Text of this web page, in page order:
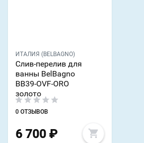
ИТАЛИЯ (BELBAGNO)
Слив-перелив для
ванны BelBagno
BB39-OVF-ORO
золото
0 ОТЗЫВОВ
6 700 ₽